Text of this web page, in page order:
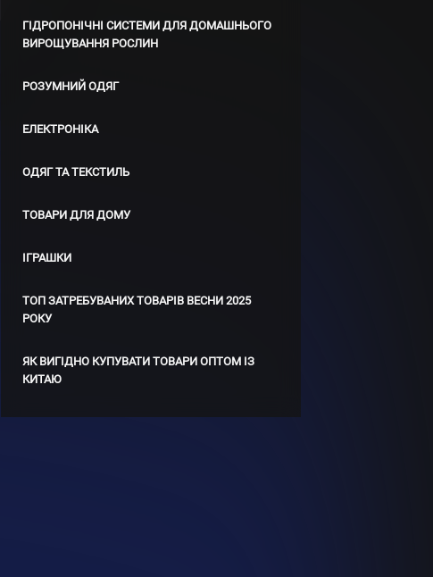
ГІДРОПОНІЧНІ СИСТЕМИ ДЛЯ ДОМАШНЬОГО
ВИРОЩУВАННЯ РОСЛИН
РОЗУМНИЙ ОДЯГ
ЕЛЕКТРОНІКА
ОДЯГ ТА ТЕКСТИЛЬ
ТОВАРИ ДЛЯ ДОМУ
ІГРАШКИ
ТОП ЗАТРЕБУВАНИХ ТОВАРІВ ВЕСНИ 2025
РОКУ
ЯК ВИГІДНО КУПУВАТИ ТОВАРИ ОПТОМ ІЗ
КИТАЮ